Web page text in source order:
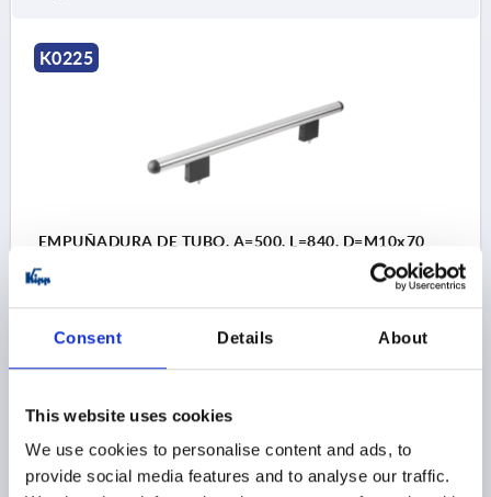
Consent Details About
This website uses cookies
We use cookies to personalise content and ads, to
provide social media features and to analyse our traffic.
K0225
EMPUÑADURA DE TUBO, A=500, L=840, D=M10x70
ACERO INOXIDABLE, COMP:ALUMINIO
DISTANCIA ENTRE LAS PERFORAC=500
LONGITUD=840
CAPACIDAD DE CARGA N=1000
B=40
E=125
$516.46
más gastos de envío
DETALLES